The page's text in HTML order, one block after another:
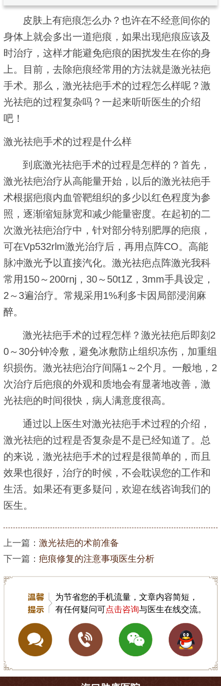
皮肤上有疤痕怎么办？也许在不经意间你的
身体上就会多出一道疤痕，如果出现疤痕应该及
时治疗，这样才能避免疤痕的困扰发生在你的身
上。目前，去除疤痕经常用的方法就是激光祛疤
手术。那么，激光祛疤手术的过程怎么样呢？激
光祛疤的过程复杂吗？一起来听听医生的介绍
吧！
激光祛疤手术的过程是什么样
到底激光祛疤手术的过程是怎样的？首先，
激光祛疤治疗从高能量开始，以后的激光祛疤手
术根据疤痕内血管靶组织的多少以红色程度为参
照，逐渐缩短脉宽和减少能量密度。在起初的二
次激光祛疤治疗中，针对部分特别肥厚的疤痕，
可在Vp532rlm激光治疗后，再用点阵CO。高能
脉冲激光予以直接汽化。激光祛疤点阵激光我科
常用150～200rnj，30～50t1Z，3mm手具设定，
2～3遍治疗。常规采用1%利多卡因局部浸润麻
醉。
激光祛疤手术的过程怎样？激光祛疤后即刻2
0～30分钟冷敷，避免冰敷防止组织冻伤，加重组
织损伤。激光祛疤治疗间隔1～2个月。一般地，2
次治疗后疤痕的外观和质地会有显著地改善，激
光祛疤的时间很快，病人满意度很高。
通过以上医生对激光祛疤手术过程的介绍，
激光祛疤的过程是否复杂是不是已经知道了。总
的来说，激光祛疤手术的过程是很简单的，而且
效果也很好，治疗的时候，不会耽误您的工作和
生活。如果还有更多疑问，欢迎在线咨询我们的
医生。
上一篇： 激光祛疤的术前准备
下一篇： 疤痕修复的注意事项医生分析
为节省您的手机流量，文章内容简短，
有任何疑问可点击咨询与医生在线交流。